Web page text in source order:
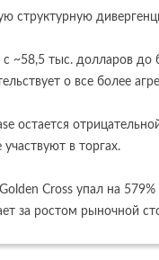
структурную
~58,5 тыс. долларов
о все более
остается
в торгах.
Cross упал на
за ростом рыночной